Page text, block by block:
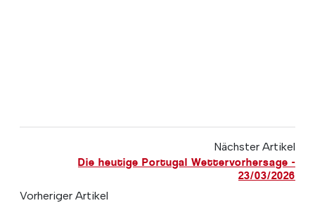
Nächster Artikel
Die heutige Portugal Wettervorhersage -
23/03/2026
Vorheriger Artikel